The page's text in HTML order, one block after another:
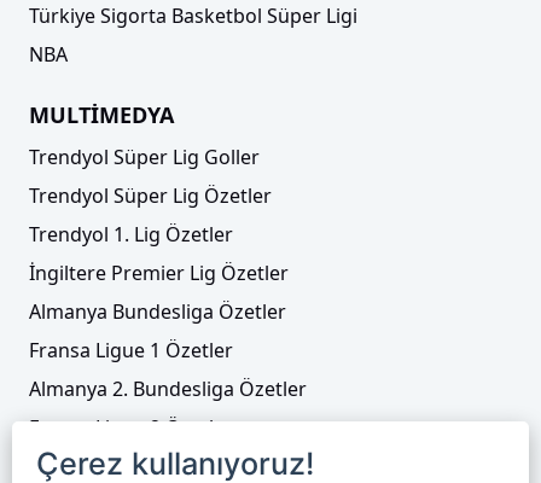
Türkiye Sigorta Basketbol Süper Ligi
NBA
MULTİMEDYA
Trendyol Süper Lig Goller
Trendyol Süper Lig Özetler
Trendyol 1. Lig Özetler
İngiltere Premier Lig Özetler
Almanya Bundesliga Özetler
Fransa Ligue 1 Özetler
Almanya 2. Bundesliga Özetler
Fransa Ligue 2 Özetler
Tenis
Çerez kullanıyoruz!